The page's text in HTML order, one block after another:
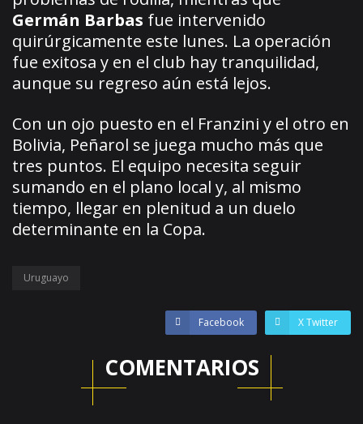
Germán Barbas fue intervenido
quirúrgicamente este lunes. La operación
fue exitosa y en el club hay tranquilidad,
aunque su regreso aún está lejos.
Con un ojo puesto en el Franzini y el otro en
Bolivia, Peñarol se juega mucho más que
tres puntos. El equipo necesita seguir
sumando en el plano local y, al mismo
tiempo, llegar en plenitud a un duelo
determinante en la Copa.
Uruguayo
Facebook X Twitter
COMENTARIOS